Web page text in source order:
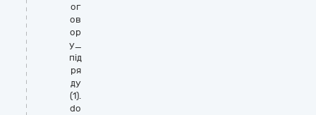
ог
ов
ор
у_
під
ря
ду
(1).
do